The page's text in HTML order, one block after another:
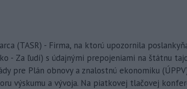
(TASR) - Firma, na ktorú upozornila
- Za ľudí) s údajnými prepojeniami na štátnu
pre Plán obnovy a znalostnú ekonomiku
výskumu a vývoja. Na piatkovej tlačovej